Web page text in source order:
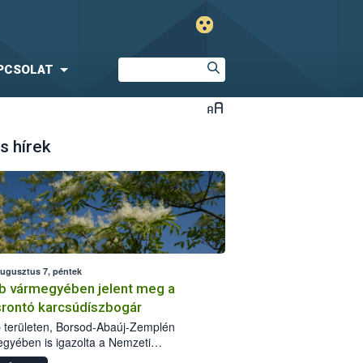
hírek
7, péntek
vármegyében jelent meg a
karcsúdíszbogár
területen, Borsod-Abaúj-Zemplén
is igazolta a Nemzeti
biztonsági Hivatal (Nébih) a